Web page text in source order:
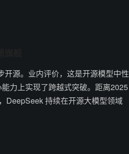
源。业内评价，这是开源模型中性
力上实现了跨越式突破。距离2025
DeepSeek 持续在开源大模型领域